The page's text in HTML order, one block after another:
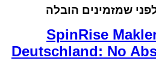
שמזמינים הובלה
SpinRise
Deutschland: No